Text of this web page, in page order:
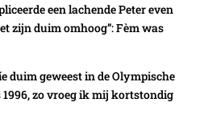
een lachende Peter even
zijn duim omhoog”: Fèm was
duim geweest in de Olympische
zo vroeg ik mij kortstondig